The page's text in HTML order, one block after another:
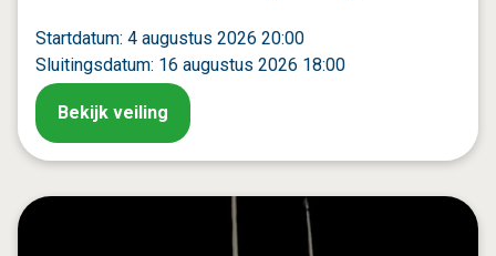
Startdatum: 4 augustus 2026 20:00
Sluitingsdatum: 16 augustus 2026 18:00
Bekijk veiling